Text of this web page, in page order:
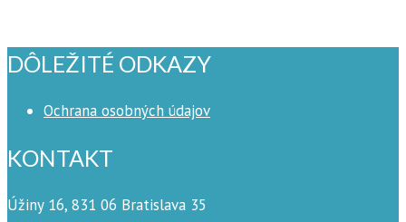
DÔLEŽITÉ ODKAZY
Ochrana osobných údajov
KONTAKT
Úžiny 16, 831 06 Bratislava 35